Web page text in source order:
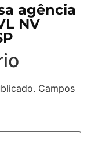
agência
NV
Campos